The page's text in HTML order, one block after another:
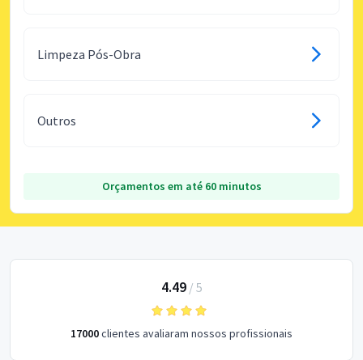
Limpeza Pós-Obra
Outros
Orçamentos em até 60 minutos
4.49/ 5
17000clientes avaliaram nossos profissionais